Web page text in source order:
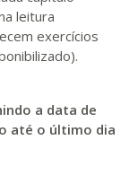
leitura
exercícios
a data de
até o último dia